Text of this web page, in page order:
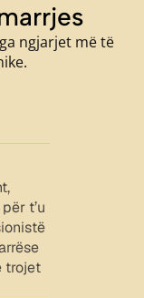
ngjarjet më të
t’u
trojet